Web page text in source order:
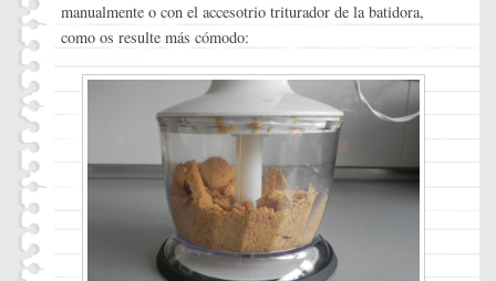
manualmente o con el accesotrio triturador de la batidora,
como os resulte más cómodo: